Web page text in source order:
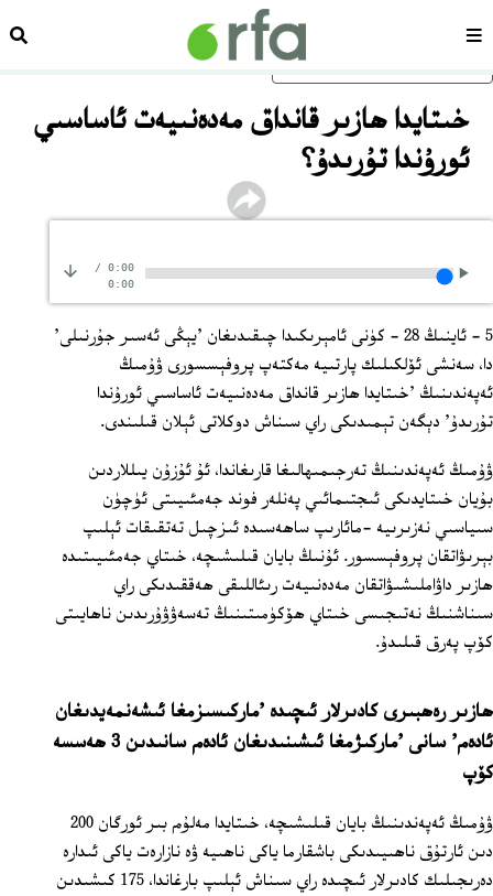
ئاساسلىق مەزمۇنغا ئاتلاڭسەھىپە
خىتايدا ھازىر قانداق مەدەنىيەت ئاساسىي
ئورۇندا تۇرىدۇ؟
0:00
/
0:00
5 ‏- ئاينىڭ 28 ‏- كۈنى ئامېرىكىدا چىقىدىغان 'يېڭى ئەسىر جۇرنىلى'
دا، سەنشى ئۆلكىلىك پارتىيە مەكتەپ پروفېسسورى ۋۇمىڭ
ئەپەندىنىڭ 'خىتايدا ھازىر قانداق مەدەنىيەت ئاساسىي ئورۇندا
تۇرىدۇ' دېگەن تېمىدىكى راي سىناش دوكلاتى ئېلان قىلىندى.
ۋۇمىڭ ئەپەندىنىڭ تەرجىمىھالىغا قارىغاندا، ئۇ ئۇزۇن يىللاردىن
بۇيان خىتايدىكى ئىجتىمائىي پەنلەر فوند جەمئىيىتى ئۈچۈن
سىياسىي نەزىرىيە -مائارىپ ساھەسىدە ئىزچىل تەتقىقات ئېلىپ
بېرىۋاتقان پروفېسسور. ئۇنىڭ بايان قىلىشىچە، خىتاي جەمئىيىتىدە
ھازىر داۋاملىشىۋاتقان مەدەنىيەت رىئاللىقى ھەققىدىكى راي
سىناشنىڭ نەتىجىسى خىتاي ھۆكۈمىتىنىڭ تەسەۋۋۇرىدىن ناھايىتى
كۆپ پەرق قىلىدۇ.
ھازىر رەھبىرى كادىرلار ئىچىدە 'ماركىسىزمغا ئىشەنمەيدىغان
ئادەم' سانى 'ماركىژمغا ئىشىنىدىغان ئادەم سانىدىن 3 ھەسسە
كۆپ
ۋۇمىڭ ئەپەندىنىڭ بايان قىلىشىچە، خىتايدا مەلۇم بىر ئورگان 200
دىن ئارتۇق ناھىيىدىكى باشقارما ياكى ناھىيە ۋە نازارەت ياكى ئىدارە
دەرىجىلىك كادىرلار ئىچىدە راي سىناش ئېلىپ بارغاندا، 175 كىشىدىن